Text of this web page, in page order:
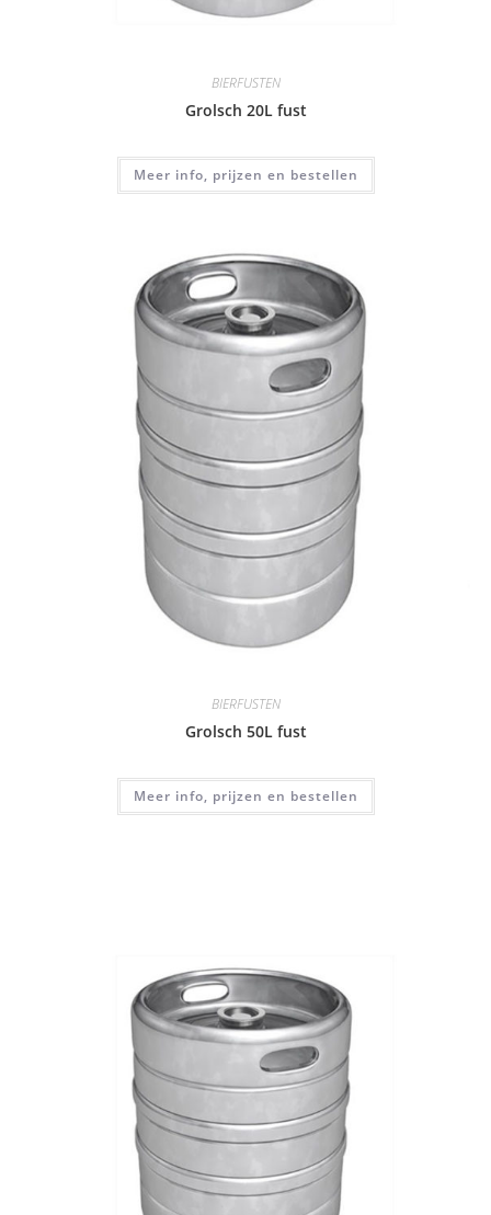
BIERFUSTEN
Grolsch 20L fust
Meer info, prijzen en bestellen
BIERFUSTEN
Grolsch 50L fust
Meer info, prijzen en bestellen